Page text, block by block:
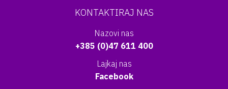
KONTAKTIRAJ NAS
Nazovi nas
+385 (0)47 611 400
Lajkaj nas
Facebook